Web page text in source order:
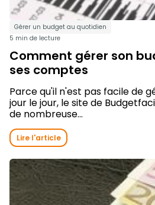
Gérer un budget au quotidien
5 min de lecture
Comment gérer son
ses comptes
Parce qu'il n'est pas facile de
jour le jour, le site de
de nombreuse...
Lire l'article